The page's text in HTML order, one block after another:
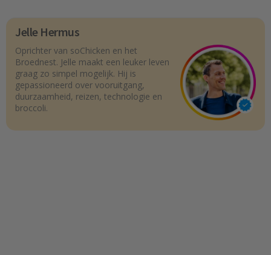
Jelle Hermus
Oprichter van soChicken en het
Broednest. Jelle maakt een leuker leven
graag zo simpel mogelijk. Hij is
gepassioneerd over vooruitgang,
duurzaamheid, reizen, technologie en
broccoli.